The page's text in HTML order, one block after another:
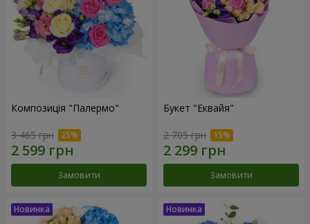
Композиція "Палермо"
3 465 грн
Замовити
Букет "Еквайя"
2 705 грн
Замовити